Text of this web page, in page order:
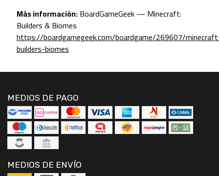
Más información:BoardGameGeek — Minecraft:
Builders & Biomes
https://boardgamegeek.com/boardgame/269607/
builders-biomes
MEDIOS DE PAGO
MEDIOS DE ENVÍO